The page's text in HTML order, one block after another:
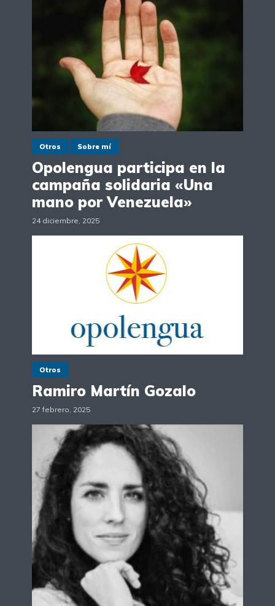
Otros Sobre mí
Opolengua participa en la
campaña solidaria «Una
mano por Venezuela»
24 diciembre, 2025
Otros
Ramiro Martín Gozalo
27 febrero, 2025